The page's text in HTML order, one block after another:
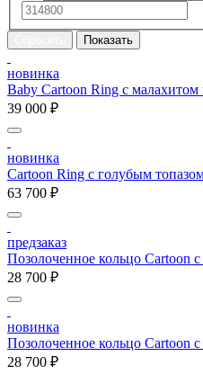
новинка
Baby Cartoon Ring с малахитом
39 000 ₽
новинка
Cartoon Ring с голубым
63 700 ₽
предзаказ
Позолоченное кольцо Cartoon
28 700 ₽
новинка
Позолоченное кольцо Cartoon
28 700 ₽